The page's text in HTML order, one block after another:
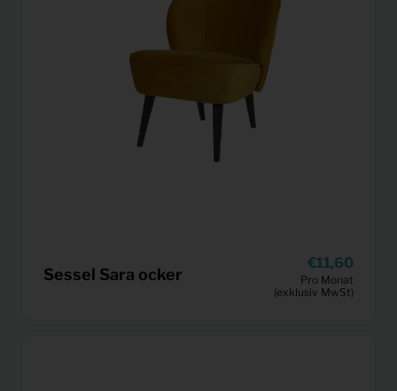
Sessel Sara ocker
11,60
Pro Monat
(exklusiv MwSt)